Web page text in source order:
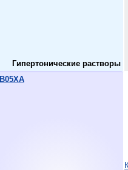
Гипертонические растворы
B05XA